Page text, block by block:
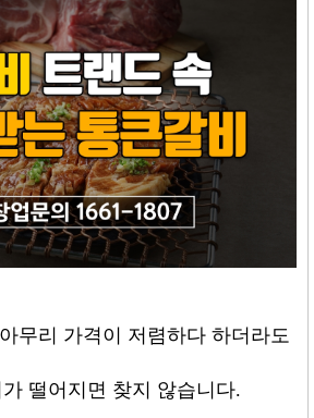
무리 가격이 저렴하다 하더라도
떨어지면 찾지 않습니다.